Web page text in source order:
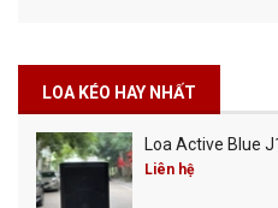
LOA KÉO HAY NHẤT
Loa Active Blue
Liên hệ